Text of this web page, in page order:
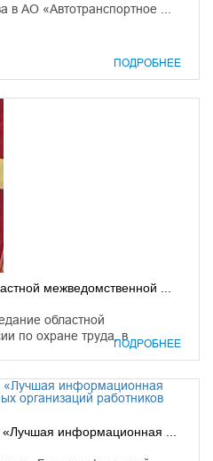
в АО «Автотранспортное ...
ПОДРОБНЕЕ
межведомственной ...
областной
по охране труда, в
ПОДРОБНЕЕ
«Лучшая информационная ...